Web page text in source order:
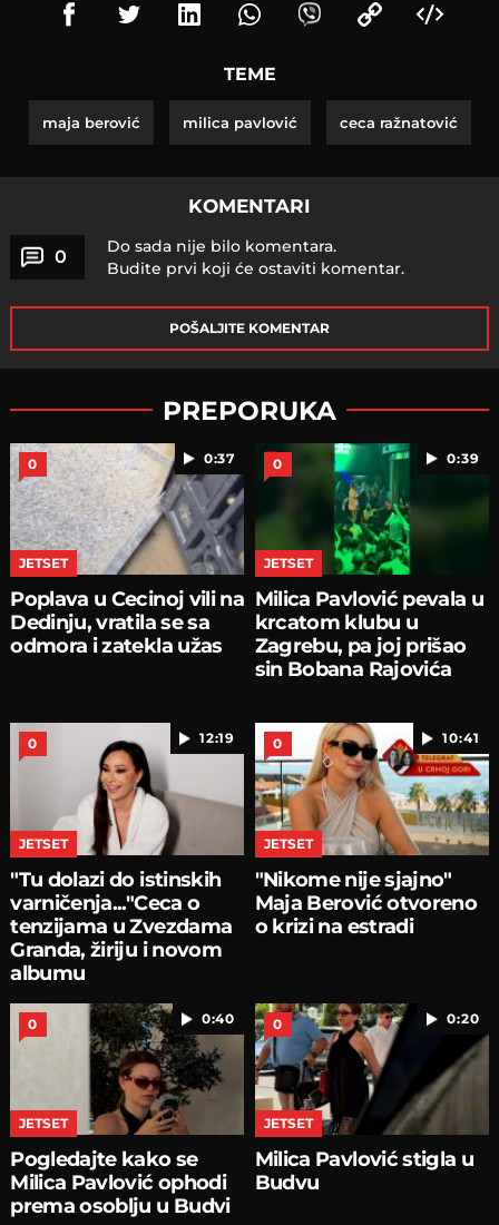
TEME
maja berović milica pavlović ceca ražnatović
KOMENTARI
0
Do sada nije bilo komentara.
Budite prvi koji će ostaviti komentar.
POŠALJITE KOMENTAR
PREPORUKA
0:37
0
JETSET
Poplava u Cecinoj vili na
Dedinju, vratila se sa
odmora i zatekla užas
0:39
0
JETSET
Milica Pavlović pevala u
krcatom klubu u
Zagrebu, pa joj prišao
sin Bobana Rajovića
12:19
0
JETSET
"Tu dolazi do istinskih
varničenja..."Ceca o
tenzijama u Zvezdama
Granda, žiriju i novom
albumu
10:41
0
JETSET
"Nikome nije sjajno"
Maja Berović otvoreno
o krizi na estradi
0:40
0
JETSET
Pogledajte kako se
Milica Pavlović ophodi
prema osoblju u Budvi
0:20
0
JETSET
Milica Pavlović stigla u
Budvu